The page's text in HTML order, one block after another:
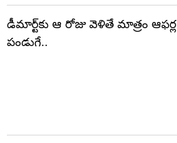
డీమార్ట్‌కు ఆ రోజు వెళితే మాత్రం ఆఫర్ల
పండుగే..